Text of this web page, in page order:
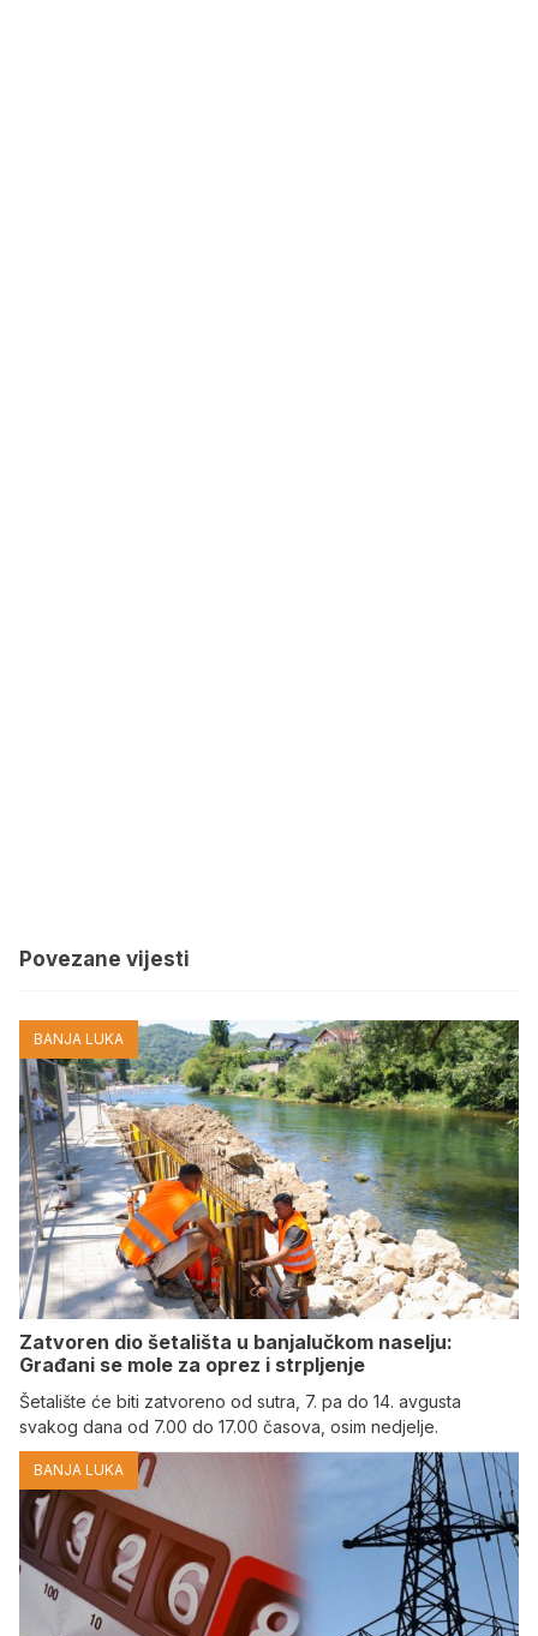
Povezane vijesti
BANJA LUKA
Zatvoren dio šetališta u banjalučkom naselju:
Građani se mole za oprez i strpljenje
Šetalište će biti zatvoreno od sutra, 7. pa do 14. avgusta
svakog dana od 7.00 do 17.00 časova, osim nedjelje.
BANJA LUKA